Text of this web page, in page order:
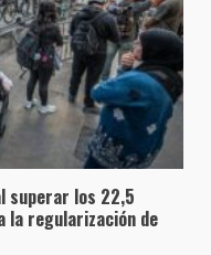
superar los 22,5
la regularización de